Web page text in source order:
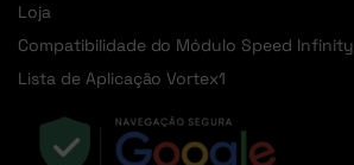
Loja
Compatibilidade do Módulo Speed Infinity
Lista de Aplicação Vortex1